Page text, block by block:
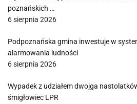
poznańskich …
6 sierpnia 2026
Podpoznańska gmina inwestuje w
alarmowania ludności
6 sierpnia 2026
Wypadek z udziałem dwojga
śmigłowiec LPR